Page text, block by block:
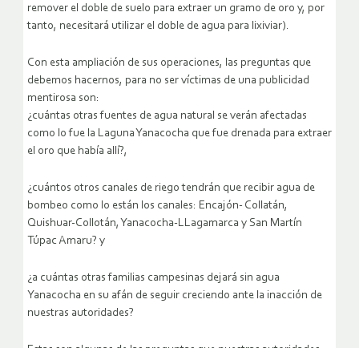
remover el doble de suelo para extraer un gramo de oro y, por
tanto, necesitará utilizar el doble de agua para lixiviar).
Con esta ampliación de sus operaciones, las preguntas que
debemos hacernos, para no ser víctimas de una publicidad
mentirosa son:
¿cuántas otras fuentes de agua natural se verán afectadas
como lo fue la Laguna Yanacocha que fue drenada para extraer
el oro que había allí?,
¿cuántos otros canales de riego tendrán que recibir agua de
bombeo como lo están los canales: Encajón- Collatán,
Quishuar-Collotán, Yanacocha-LLagamarca y San Martín
Túpac Amaru? y
¿a cuántas otras familias campesinas dejará sin agua
Yanacocha en su afán de seguir creciendo ante la inacción de
nuestras autoridades?